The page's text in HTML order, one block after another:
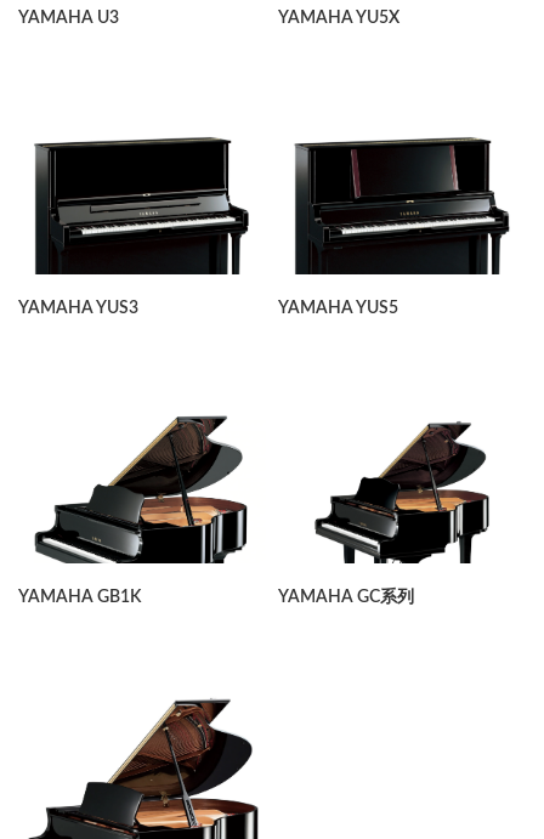
YAMAHA U3 YAMAHA YU5X
YAMAHA YUS3 YAMAHA YUS5
YAMAHA GB1K YAMAHA GC系列